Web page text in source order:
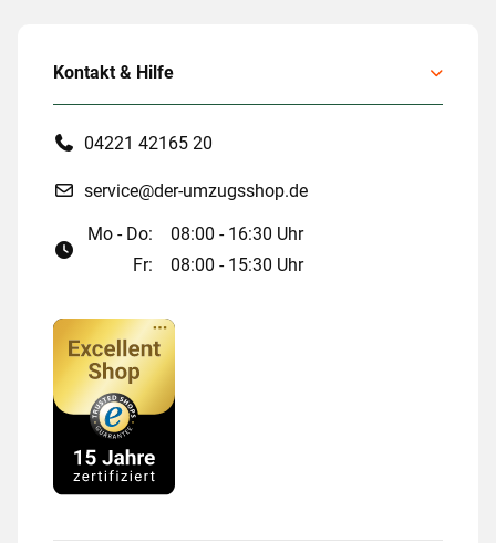
Kontakt & Hilfe
04221 42165 20
service@der-umzugsshop.de
Mo - Do:
08:00 - 16:30 Uhr
Fr:
08:00 - 15:30 Uhr